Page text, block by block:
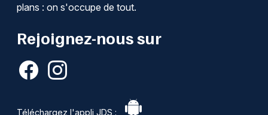
plans : on s'occupe de tout.
Rejoignez-nous sur
Téléchargez l'appli JDS :